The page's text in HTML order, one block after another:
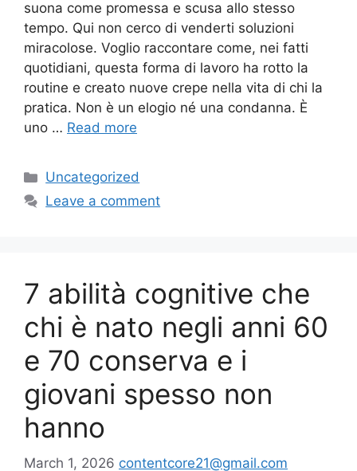
suona come promessa e scusa allo stesso
tempo. Qui non cerco di venderti soluzioni
miracolose. Voglio raccontare come, nei fatti
quotidiani, questa forma di lavoro ha rotto la
routine e creato nuove crepe nella vita di chi la
pratica. Non è un elogio né una condanna. È
uno … Read more
Categories
Uncategorized
Leave a comment
7 abilità cognitive che
chi è nato negli anni 60
e 70 conserva e i
giovani spesso non
hanno
March 1, 2026 contentcore21@gmail.com